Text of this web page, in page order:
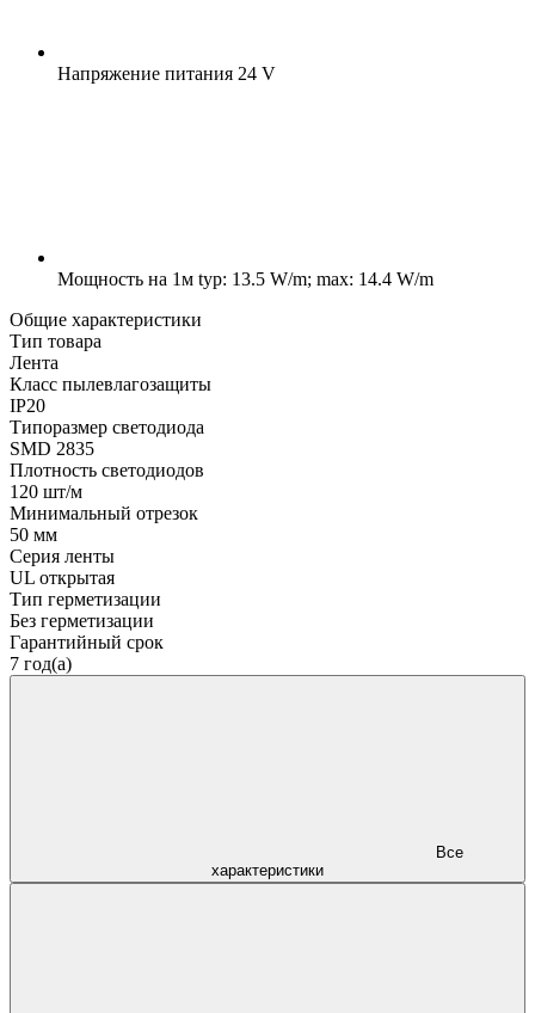
Напряжение питания 24 V
Мощность на 1м typ: 13.5 W/m; max: 14.4 W/m
Общие характеристики
Тип товара
Лента
Класс пылевлагозащиты
IP20
Типоразмер светодиода
SMD 2835
Плотность светодиодов
120 шт/м
Минимальный отрезок
50 мм
Серия ленты
UL открытая
Тип герметизации
Без герметизации
Гарантийный срок
7 год(а)
характеристики